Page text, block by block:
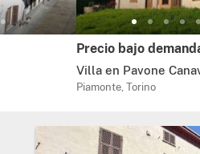
Precio:
Precio bajo
Villa en Pavone
Piamonte, Torino